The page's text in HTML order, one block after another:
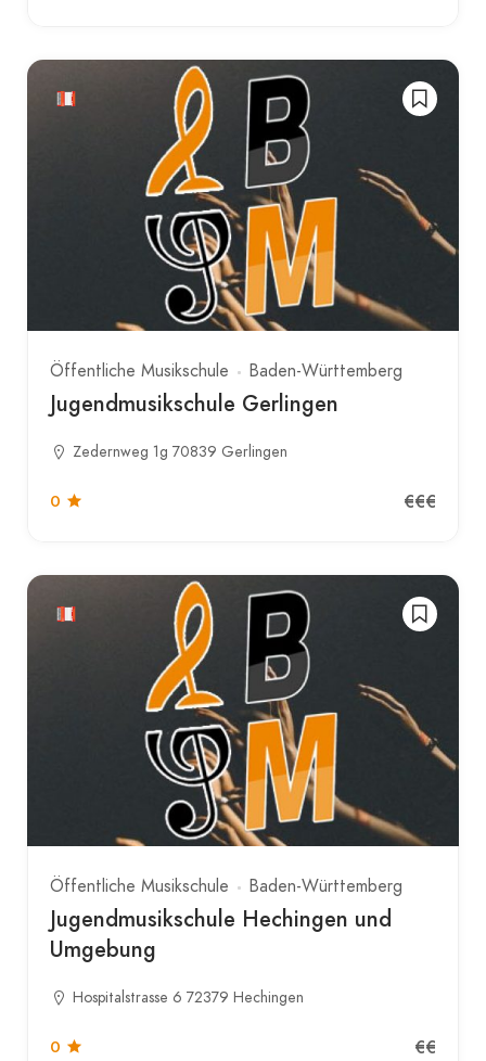
Öffentliche Musikschule Baden-Württemberg
Jugendmusikschule Gerlingen
Zedernweg 1g 70839 Gerlingen
0 €€€
Öffentliche Musikschule Baden-Württemberg
Jugendmusikschule Hechingen und
Umgebung
Hospitalstrasse 6 72379 Hechingen
0 €€